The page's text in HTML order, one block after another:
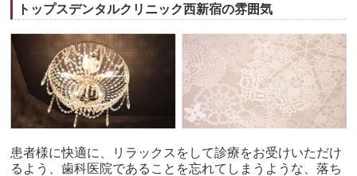
トップスデンタルクリニック西新宿の雰囲気
患者様に快適に、リラックスをして診療をお受けいただけ
るよう、歯科医院であることを忘れてしまうような、落ち